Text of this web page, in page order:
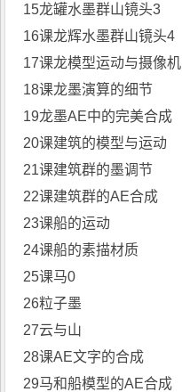
15龙罐水墨群山镜头3
16课龙辉水墨群山镜头4
17课龙模型运动与摄像机
18课龙墨演算的细节
19龙墨AE中的完美合成
20课建筑的模型与运动
21课建筑群的墨调节
22课建筑群的AE合成
23课船的运动
24课船的素描材质
25课马0
26粒子墨
27云与山
28课AE文字的合成
29马和船模型的AE合成